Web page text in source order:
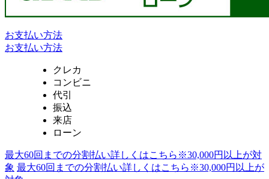
お支払い方法
お支払い方法
クレカ
コンビニ
代引
振込
来店
ローン
最大60回までの分割払い詳しくはこちら※30,000円以上が対
象 最大60回までの分割払い詳しくはこちら※30,000円以上が